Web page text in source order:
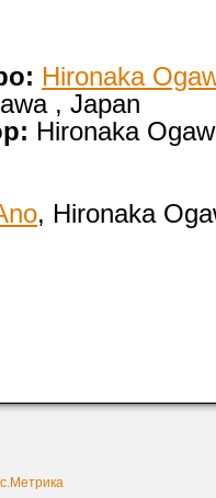
Hironaka
, Japan
Hironaka
, Hironaka